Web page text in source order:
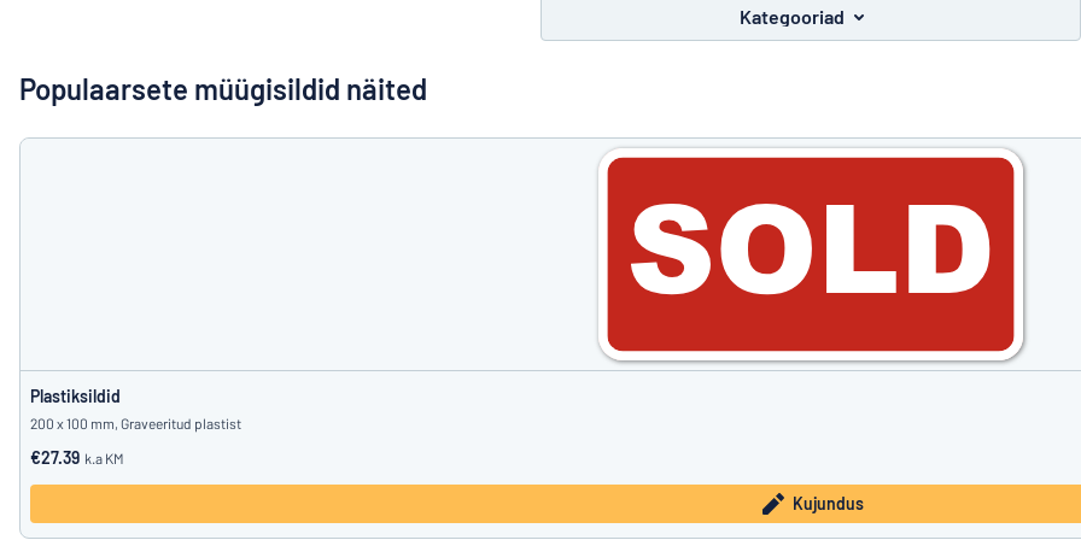
Te ei leia, mida otsite? Alustage oma sildi kujundamist
Hinnapäring
sisse
Kategooriad
Populaarsete müügisildid näited
Plastiksildid
200 x 100 mm, Graveeritud plastist
€27.39 k.a KM
Kujundus